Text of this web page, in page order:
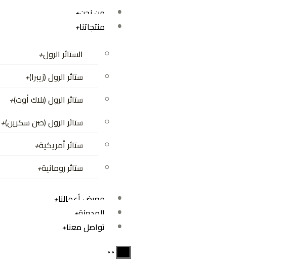
من نحن+
منتجاتنا+
الستائر الرول+
ستائر الرول (زيبرا)+
ستائر الرول (بلاك أوت)+
ستائر الرول (صن سكرين)+
ستائر أمريكية+
ستائر رومانية+
معرض أعمالنا+
المدونة+
تواصل معنا+